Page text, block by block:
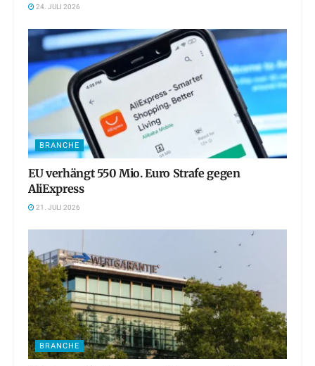
24. JULI 2026
BRANCHE
EU verhängt 550 Mio. Euro Strafe gegen
AliExpress
21. JULI 2026
BRANCHE